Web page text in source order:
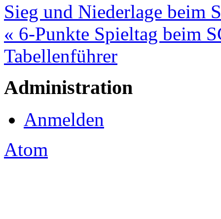
Sieg und Niederlage beim
« 6-Punkte Spieltag beim
Tabellenführer
Administration
Anmelden
Atom